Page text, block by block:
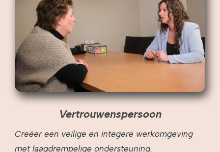
Vertrouwenspersoon
Creëer een veilige en integere werkomgeving
met laagdrempelige ondersteuning.